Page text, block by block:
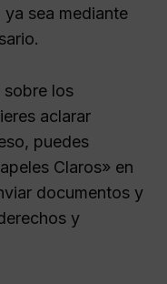
sea mediante
sobre los
aclarar
puedes
Claros» en
documentos y
y